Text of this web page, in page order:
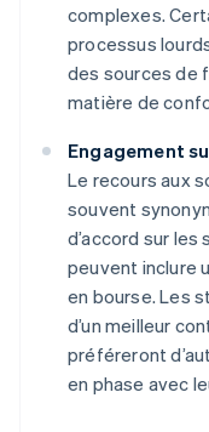
complexes.
processus
des sources de
matière de
Engagement
Le recours aux
souvent
d’accord sur
peuvent inclure
en bourse. Les
d’un meilleur
préféreront
en phase avec